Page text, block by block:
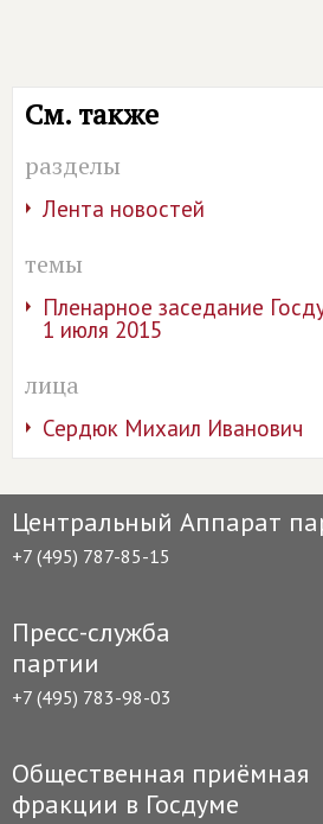
См. также
разделы
Лента новостей
темы
Пленарное заседание
1 июля 2015
лица
Сердюк Михаил Иванович
Центральный Аппарат
+7 (495) 787-85-15
Пресс-служба
партии
+7 (495) 783-98-03
Общественная приёмная
фракции в Госдуме